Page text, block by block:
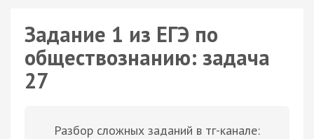
Задание 1 из ЕГЭ по
обществознанию: задача
27
Разбор сложных заданий в тг-канале: